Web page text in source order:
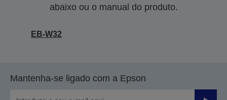
abaixo ou o manual do produto.
EB-W32
Mantenha-se ligado com a Epson